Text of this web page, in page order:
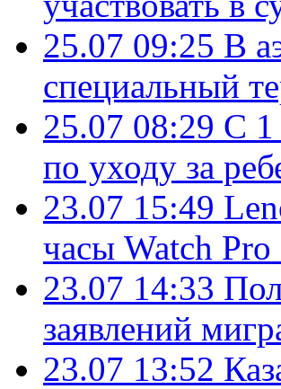
25.07 09:25 В
специальный
25.07 08:29 С 1
по уходу за
23.07 15:49
часы Watch
23.07 14:33
заявлений
23.07 13:52